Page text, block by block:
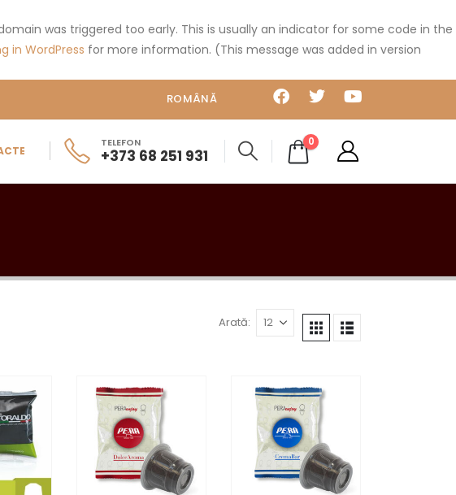
was triggered too early. This is usually an indicator for some code in the
in WordPress for more information. (This message was added in version
ROMÂNĂ
TELEFON
+373 68 251 931
0
Arată: